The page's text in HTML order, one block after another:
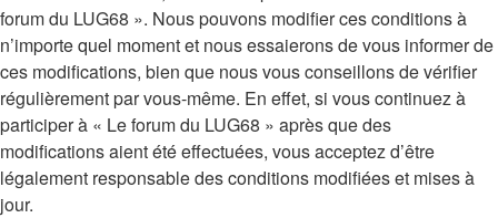
forum du LUG68 ». Nous pouvons modifier ces conditions à
n’importe quel moment et nous essaierons de vous informer de
ces modifications, bien que nous vous conseillons de vérifier
régulièrement par vous-même. En effet, si vous continuez à
participer à « Le forum du LUG68 » après que des
modifications aient été effectuées, vous acceptez d’être
légalement responsable des conditions modifiées et mises à
jour.